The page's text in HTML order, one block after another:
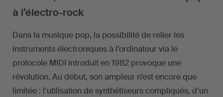
à l’électro-rock
Dans la musique pop, la possibilité de relier les
instruments électroniques à l’ordinateur via le
protocole MIDI introduit en 1982 provoque une
révolution. Au début, son ampleur n’est encore que
limitée : l’utilisation de synthétiseurs compliqués, d’un